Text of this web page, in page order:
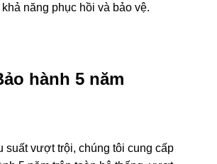
năng phục hồi và bảo vệ.
hành 5 năm
suất vượt trội, chúng tôi cung cấp